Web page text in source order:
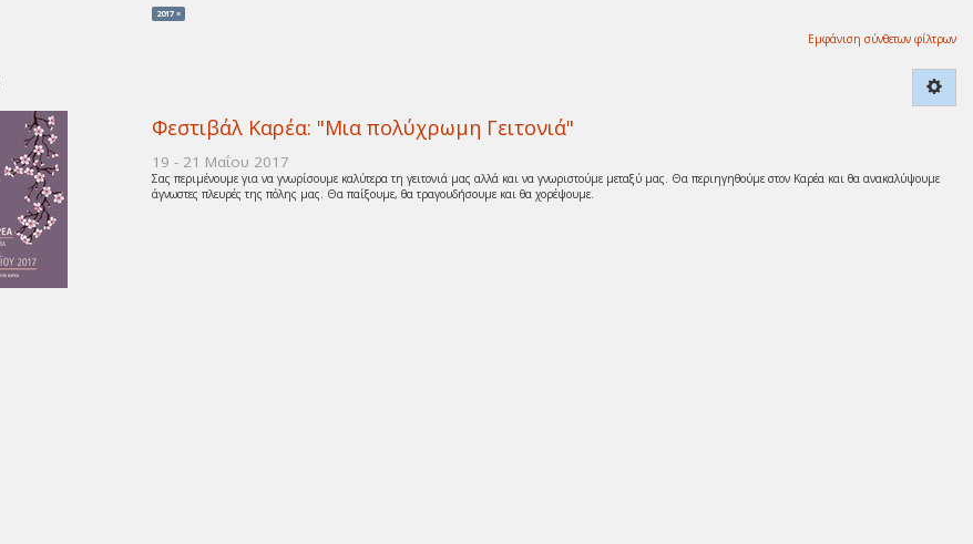
2017 ×
Εμφάνιση σύνθετων φίλτρων
Φεστιβάλ Καρέα: "Μια πολύχρωμη Γειτονιά"
19 - 21 Μαΐου 2017
Σας περιμένουμε για να γνωρίσουμε καλύτερα τη γειτονιά μας αλλά και να γνωριστούμε μεταξύ μας. Θα περιηγηθούμε στον Καρέα και θα ανακαλύψουμε
άγνωστες πλευρές της πόλης μας. Θα παίξουμε, θα τραγουδήσουμε και θα χορέψουμε.